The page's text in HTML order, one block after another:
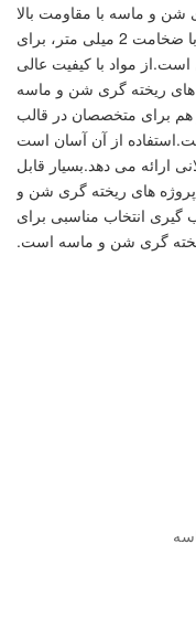
و ماسه با مقاومت بالا
است که یک سال گارانتی ارائه می دهد.با ضخامت 2 میلی متر، برای
مواد با کیفیت عالی
های ریخته گری شن و ماسه
هم برای متخصصان در قالب
از آن آسان است
ارائه می دهد.بسیار قابل
پروژه های ریخته گری شن و
انتخاب مناسبی برای
گری شن و ماسه است.